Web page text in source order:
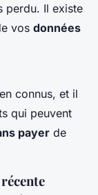
perdu. Il existe
vos données
connus, et il
qui peuvent
payer de